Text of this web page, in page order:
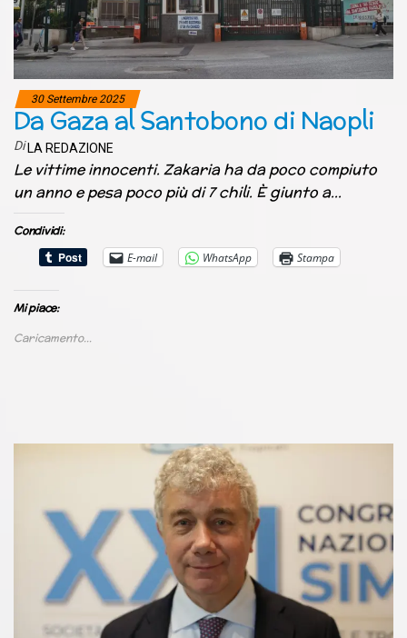
30 Settembre 2025
Da Gaza al Santobono di Naopli
Di LA REDAZIONE
Le vittime innocenti. Zakaria ha da poco compiuto
un anno e pesa poco più di 7 chili. È giunto a…
Condividi:
E-mail
WhatsApp Stampa
Mi piace:
Caricamento...